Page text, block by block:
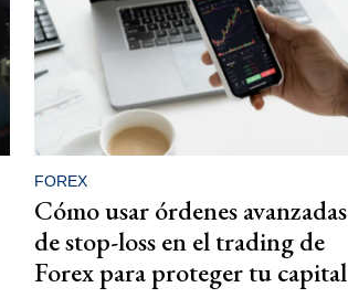
FOREX
Cómo usar órdenes avanzadas
de stop-loss en el trading de
Forex para proteger tu capital